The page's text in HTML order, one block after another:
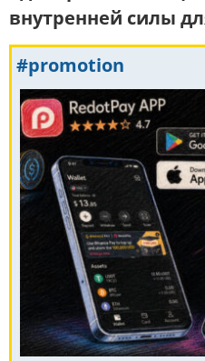
внутренней силы
#promotion